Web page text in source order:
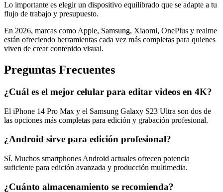
Lo importante es elegir un dispositivo equilibrado que se adapte a tu
flujo de trabajo y presupuesto.
En 2026, marcas como Apple, Samsung, Xiaomi, OnePlus y realme
están ofreciendo herramientas cada vez más completas para quienes
viven de crear contenido visual.
Preguntas Frecuentes
¿Cuál es el mejor celular para editar videos en 4K?
El iPhone 14 Pro Max y el Samsung Galaxy S23 Ultra son dos de
las opciones más completas para edición y grabación profesional.
¿Android sirve para edición profesional?
Sí. Muchos smartphones Android actuales ofrecen potencia
suficiente para edición avanzada y producción multimedia.
¿Cuánto almacenamiento se recomienda?